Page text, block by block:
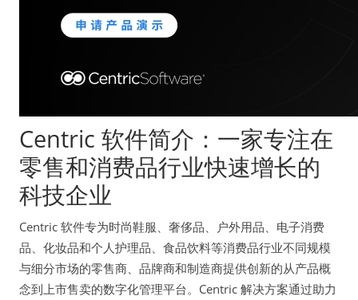
Centric 软件简介：一家专注在
零售和消费品行业快速增长的
科技企业
Centric 软件专为时尚鞋服、奢侈品、户外用品、电子消费
品、化妆品和个人护理品、食品饮料等消费品行业不同规模
与细分市场的零售商、品牌商和制造商提供创新的从产品概
念到上市售卖的数字化管理平台。Centric 解决方案通过助力